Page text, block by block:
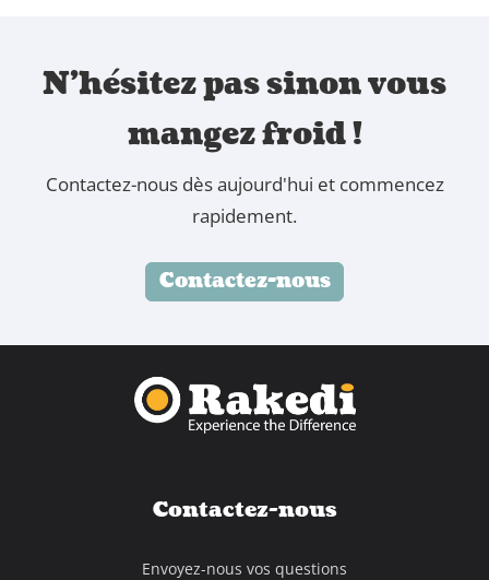
N'hésitez pas sinon vous
mangez froid !
Contactez-nous dès aujourd'hui et commencez
rapidement.
Contactez-nous
Contactez-nous
Envoyez-nous vos questions